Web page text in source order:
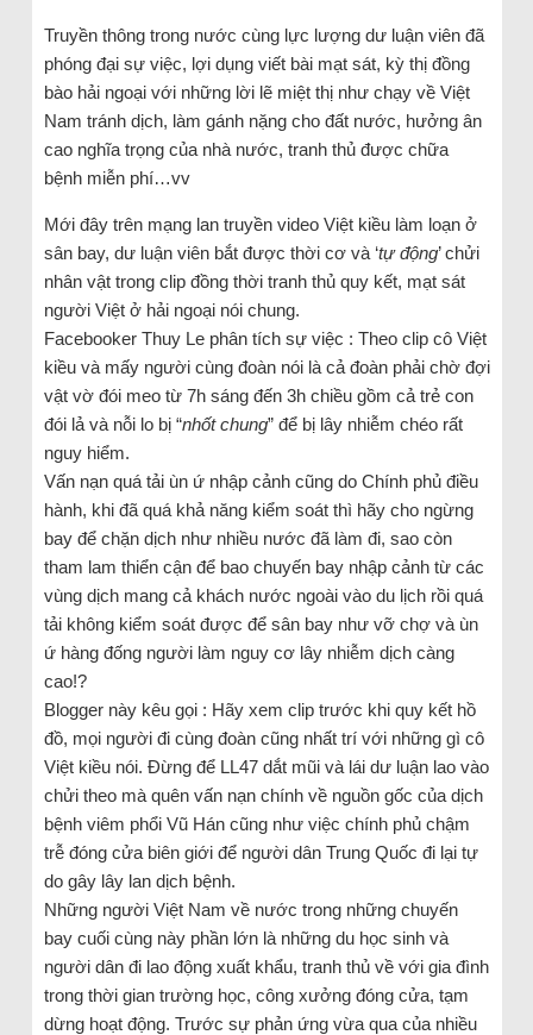
Truyền thông trong nước cùng lực lượng dư luận viên đã
phóng đại sự việc, lợi dụng viết bài mạt sát, kỳ thị đồng
bào hải ngoại với những lời lẽ miệt thị như chạy về Việt
Nam tránh dịch, làm gánh nặng cho đất nước, hưởng ân
cao nghĩa trọng của nhà nước, tranh thủ được chữa
bệnh miễn phí…vv
Mới đây trên mạng lan truyền video Việt kiều làm loạn ở
sân bay, dư luận viên bắt được thời cơ và ‘tự động’ chửi
nhân vật trong clip đồng thời tranh thủ quy kết, mạt sát
người Việt ở hải ngoại nói chung.
Facebooker Thuy Le phân tích sự việc : Theo clip cô Việt
kiều và mấy người cùng đoàn nói là cả đoàn phải chờ đợi
vật vờ đói meo từ 7h sáng đến 3h chiều gồm cả trẻ con
đói lả và nỗi lo bị “nhốt chung” để bị lây nhiễm chéo rất
nguy hiểm.
Vấn nạn quá tải ùn ứ nhập cảnh cũng do Chính phủ điều
hành, khi đã quá khả năng kiểm soát thì hãy cho ngừng
bay để chặn dịch như nhiều nước đã làm đi, sao còn
tham lam thiển cận để bao chuyến bay nhập cảnh từ các
vùng dịch mang cả khách nước ngoài vào du lịch rồi quá
tải không kiểm soát được để sân bay như vỡ chợ và ùn
ứ hàng đống người làm nguy cơ lây nhiễm dịch càng
cao!?
Blogger này kêu gọi : Hãy xem clip trước khi quy kết hồ
đồ, mọi người đi cùng đoàn cũng nhất trí với những gì cô
Việt kiều nói. Đừng để LL47 dắt mũi và lái dư luận lao vào
chửi theo mà quên vấn nạn chính về nguồn gốc của dịch
bệnh viêm phổi Vũ Hán cũng như việc chính phủ chậm
trễ đóng cửa biên giới để người dân Trung Quốc đi lại tự
do gây lây lan dịch bệnh.
Những người Việt Nam về nước trong những chuyến
bay cuối cùng này phần lớn là những du học sinh và
người dân đi lao động xuất khẩu, tranh thủ về với gia đình
trong thời gian trường học, công xưởng đóng cửa, tạm
dừng hoạt động. Trước sự phản ứng vừa qua của nhiều